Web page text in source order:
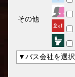
その他
▼バス会社を選択